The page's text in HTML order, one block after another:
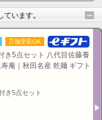
います。
店舗受取OK
き5点セット 八代目佐藤養
庵｜秋田名産 乾麺 ギフト
き5点セット